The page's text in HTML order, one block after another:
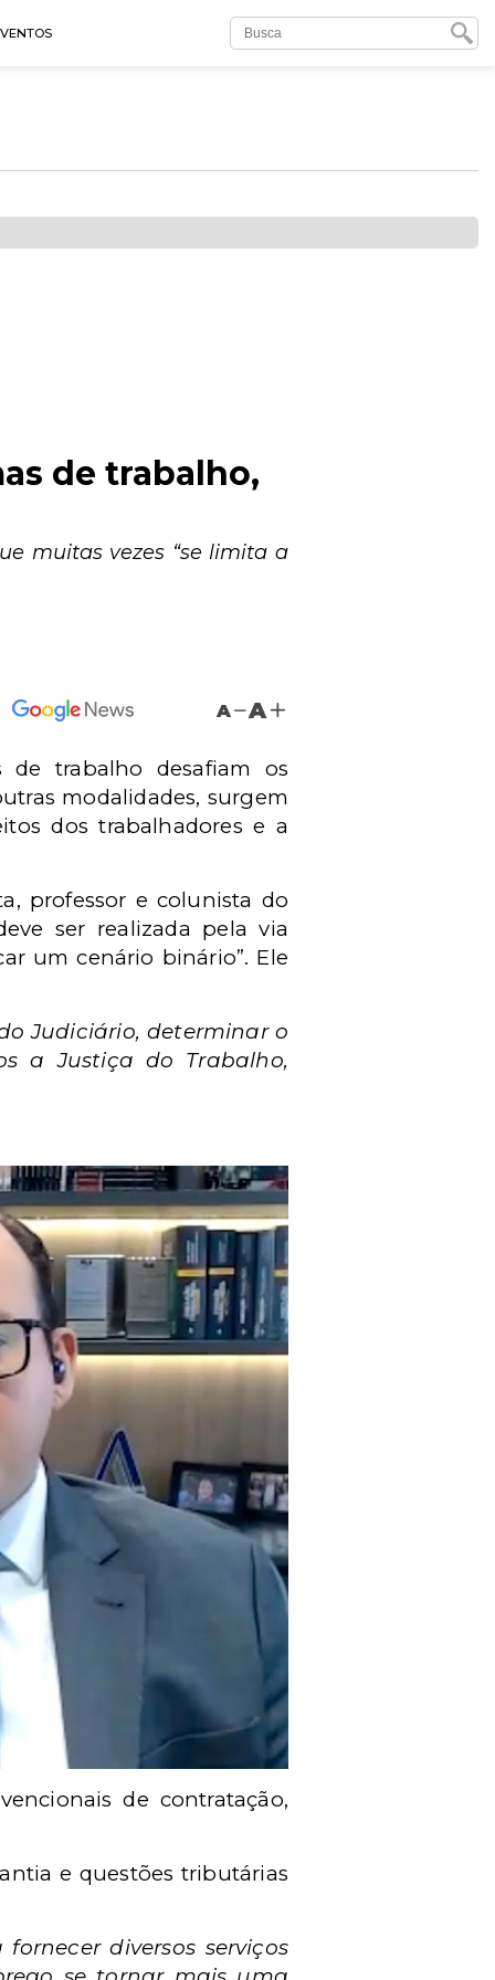
de trabalho,
muitas vezes “se limita a
A A
de trabalho desafiam os
modalidades, surgem
dos trabalhadores e a
professor e colunista do
ser realizada pela via
um cenário binário”. Ele
Judiciário, determinar o
a Justiça do Trabalho,
de contratação,
e questões tributárias
diversos serviços